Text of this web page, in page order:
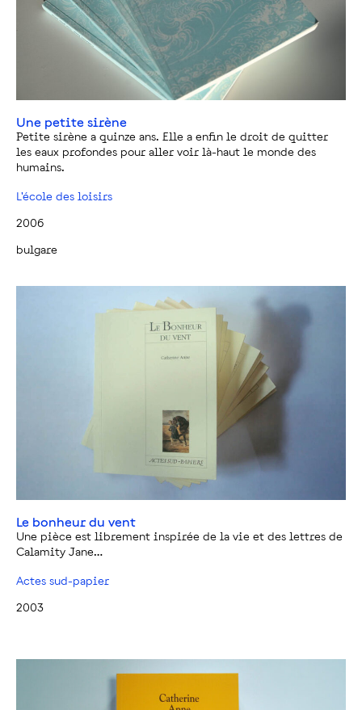
Une petite sirène
Petite sirène a quinze ans. Elle a enfin le droit de quitter
les eaux profondes pour aller voir là-haut le monde des
humains.
L'école des loisirs
2006
bulgare
Le bonheur du vent
Une pièce est librement inspirée de la vie et des lettres de
Calamity Jane…
Actes sud-papier
2003